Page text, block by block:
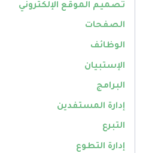
تصميم الموقع الإلكتروني
الصفحات
الوظائف
الإستبيان
البرامج
إدارة المستفدين
التبرع
إدارة التطوع